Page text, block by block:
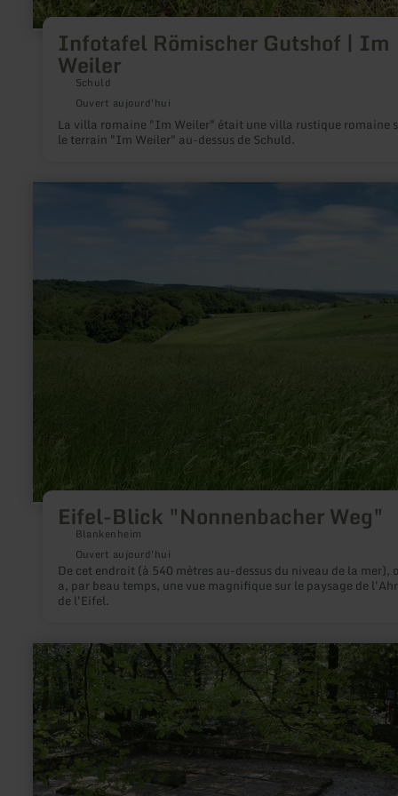
Infotafel Römischer Gutshof | Im
Weiler
Schuld
Ouvert aujourd'hui
La villa romaine "Im Weiler" était une villa rustique romaine
le terrain "Im Weiler" au-dessus de Schuld.
Eifel-Blick "Nonnenbacher Weg"
Blankenheim
Ouvert aujourd'hui
De cet endroit (à 540 mètres au-dessus du niveau de la mer),
a, par beau temps, une vue magnifique sur le paysage de
de l'Eifel.
en
savoir
plus
sur
:
Cimetière
romain
"Weiler"